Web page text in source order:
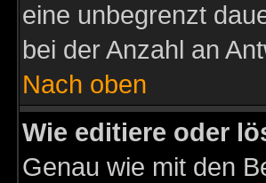
eine unbegrenzt
bei der Anzahl an
Nach oben
Wie editiere oder
Genau wie mit den